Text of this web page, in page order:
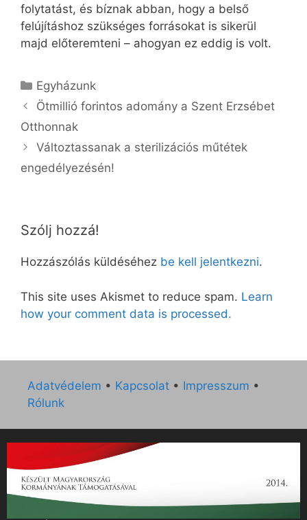
folytatást, és bíznak abban, hogy a belső
felújításhoz szükséges forrásokat is sikerül
majd előteremteni – ahogyan ez eddig is volt.
Kategória
Egyházunk
Ötmillió forintos adomány a Szent Erzsébet
Otthonnak
Változtassanak a sterilizációs műtétek
engedélyezésén!
Szólj hozzá!
Hozzászólás küldéséhez be kell jelentkezni.
This site uses Akismet to reduce spam. Learn
how your comment data is processed.
Adatvédelem • Kapcsolat • Impresszum •
Rólunk